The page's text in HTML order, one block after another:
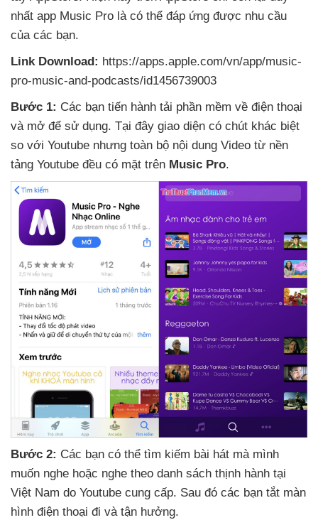
nhất app Music Pro là có thể đáp ứng được nhu cầu
của các bạn.
Link Download: https://apps.apple.com/vn/app/music-
pro-music-and-podcasts/id1456739003
Bước 1: Các bạn tiến hành tải phần mềm về điện thoại
và mở để sử dụng. Tại đây giao diện có chút khác biệt
so với Youtube nhưng toàn bộ nội dung Video từ nền
tảng Youtube đều có mặt trên Music Pro.
Bước 2: Các bạn có thể tìm kiếm bài hát mà mình
muốn nghe hoặc nghe theo danh sách thịnh hành tại
Việt Nam do Youtube cung cấp. Sau đó các bạn tắt màn
hình điện thoại đi và tận hưởng.